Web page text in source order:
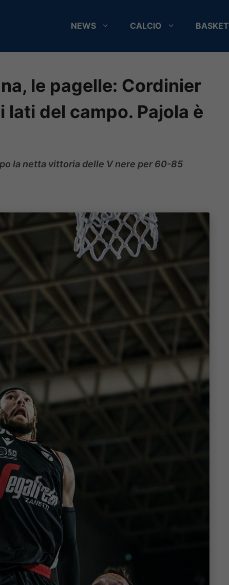
NEWS CALCIO BASKET
le pagelle: Cordinier
del campo. Pajola è
la netta vittoria delle V nere per 60-85